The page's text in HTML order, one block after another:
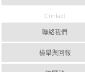
Contact
聯絡我們
檢舉與回報